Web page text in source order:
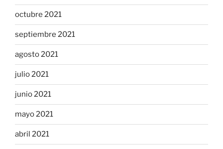
octubre 2021
septiembre 2021
agosto 2021
julio 2021
junio 2021
mayo 2021
abril 2021